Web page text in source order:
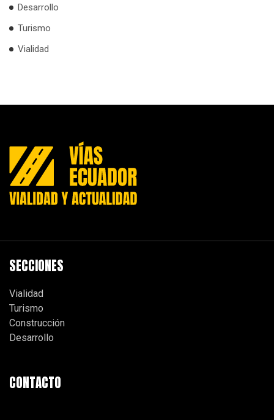
Desarrollo
Turismo
Vialidad
SECCIONES
Vialidad
Turismo
Construcción
Desarrollo
CONTACTO